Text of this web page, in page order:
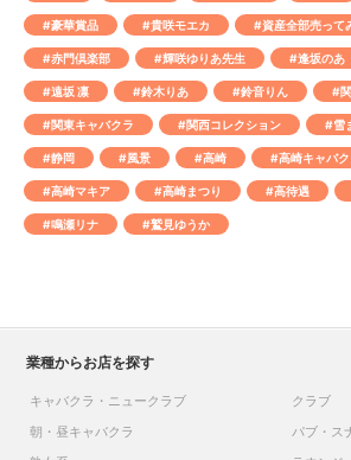
#豪華賞品 #貴咲モエカ #資産全部売って
#赤門倶楽部 #輝咲ゆりあ先生 #逢坂のあ
#遠坂 凛 #鈴木りあ #鈴音りん #
#関東キャバクラ #関西コレクション #雪
#静岡 #風景 #高崎 #高崎キャバク
#高崎マキア #高崎まつり #高待遇
#鳴瀬リナ #鷲見ゆうか
業種からお店を探す
キャバクラ・ニュークラブ
クラブ
朝・昼キャバクラ
パブ・ス